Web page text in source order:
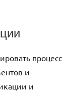
процесс
и
и